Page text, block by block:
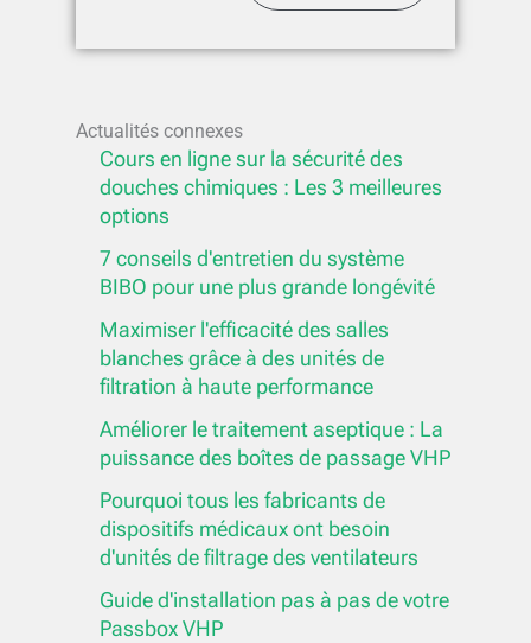
Actualités connexes
Cours en ligne sur la sécurité des
douches chimiques : Les 3 meilleures
options
7 conseils d'entretien du système
BIBO pour une plus grande longévité
Maximiser l'efficacité des salles
blanches grâce à des unités de
filtration à haute performance
Améliorer le traitement aseptique : La
puissance des boîtes de passage VHP
Pourquoi tous les fabricants de
dispositifs médicaux ont besoin
d'unités de filtrage des ventilateurs
Guide d'installation pas à pas de votre
Passbox VHP